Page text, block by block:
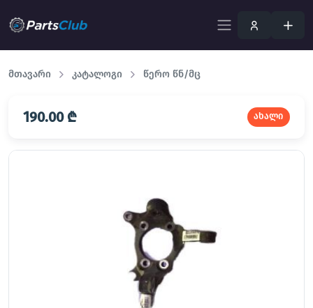
მთავარი კატალოგი წერო წნ/მც
190.00 ₾ ახალი